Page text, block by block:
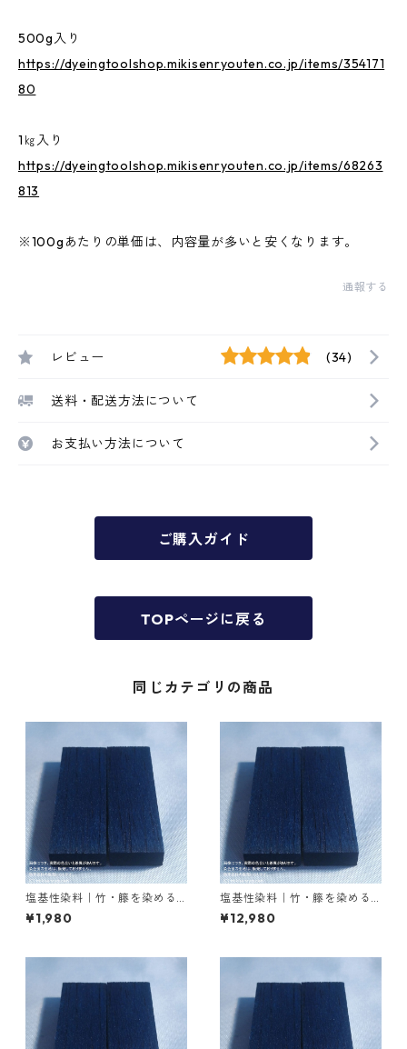
500g入り
https://dyeingtoolshop.mikisenryouten.co.jp/items/354171
80
1㎏入り
https://dyeingtoolshop.mikisenryouten.co.jp/items/68263
813
※100gあたりの単価は、内容量が多いと安くなります。
通報する
レビュー (34)
送料・配送方法について
お支払い方法について
ご購入ガイド
TOPページに戻る
同じカテゴリの商品
塩基性染料｜竹・籐を染める
｜20g｜塩基性ブラック（黒
色系）
¥1,980
塩基性染料｜竹・籐を染める
｜500g｜塩基性ブラック（黒
色系）
¥12,980